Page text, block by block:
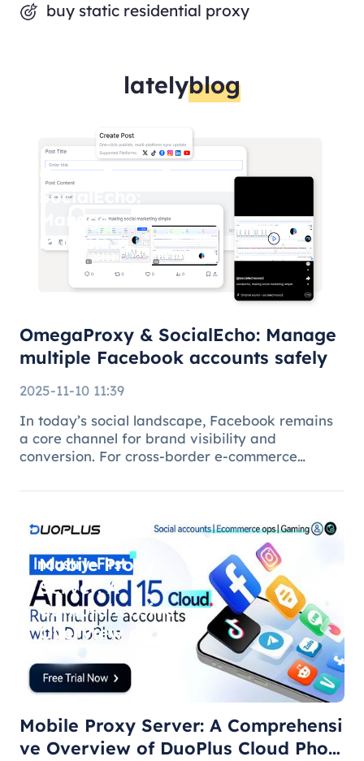
buy static residential proxy
latelyblog
OmegaProxy &
SocialEcho:
Manage
multiple
Facebook
accounts
OmegaProxy & SocialEcho: Manage
multiple Facebook accounts safely
2025-11-10 11:39
In today’s social landscape, Facebook remains
a core channel for brand visibility and
conversion. For cross-border e-commerce
managing multiple brand pages or regional
Mobile Proxy
Server: A
Comprehensive
Overview of
DuoPlus Cloud
Phone F
Mobile Proxy Server: A Comprehensi
ve Overview of DuoPlus Cloud Phon